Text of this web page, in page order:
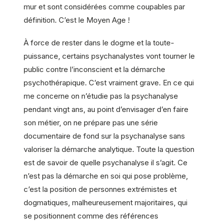
mur et sont considérées comme coupables par
définition. C’est le Moyen Age !
À force de rester dans le dogme et la toute-
puissance, certains psychanalystes vont tourner le
public contre l’inconscient et la démarche
psychothérapique. C’est vraiment grave. En ce qui
me concerne on n’étudie pas la psychanalyse
pendant vingt ans, au point d’envisager d’en faire
son métier, on ne prépare pas une série
documentaire de fond sur la psychanalyse sans
valoriser la démarche analytique. Toute la question
est de savoir de quelle psychanalyse il s’agit. Ce
n’est pas la démarche en soi qui pose problème,
c’est la position de personnes extrémistes et
dogmatiques, malheureusement majoritaires, qui
se positionnent comme des références